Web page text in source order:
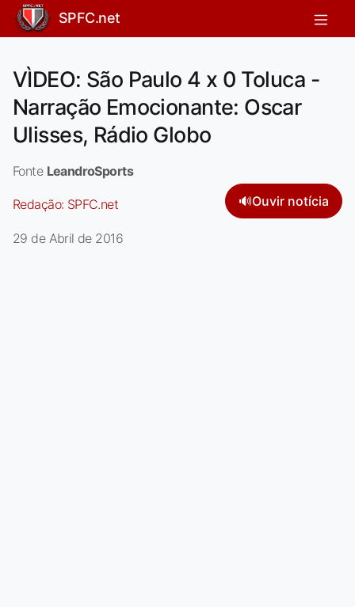
SPFC.net
VÌDEO: São Paulo 4 x 0 Toluca -
Narração Emocionante: Oscar
Ulisses, Rádio Globo
Fonte LeandroSports
Redação: SPFC.net 🔊Ouvir notícia
29 de Abril de 2016